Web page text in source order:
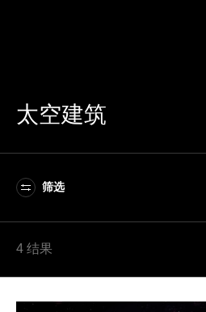
太空建筑
筛选
A–Z
Z–A
最新的
4 结果